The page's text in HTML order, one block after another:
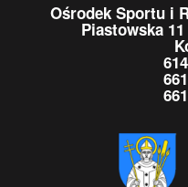
Ośrodek Sportu i
Piastowska